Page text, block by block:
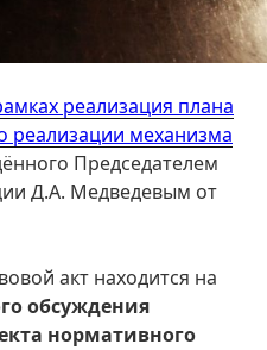
реализация плана
реализации механизма
Председателем
Д.А. Медведевым от
акт находится на
обсуждения
нормативного